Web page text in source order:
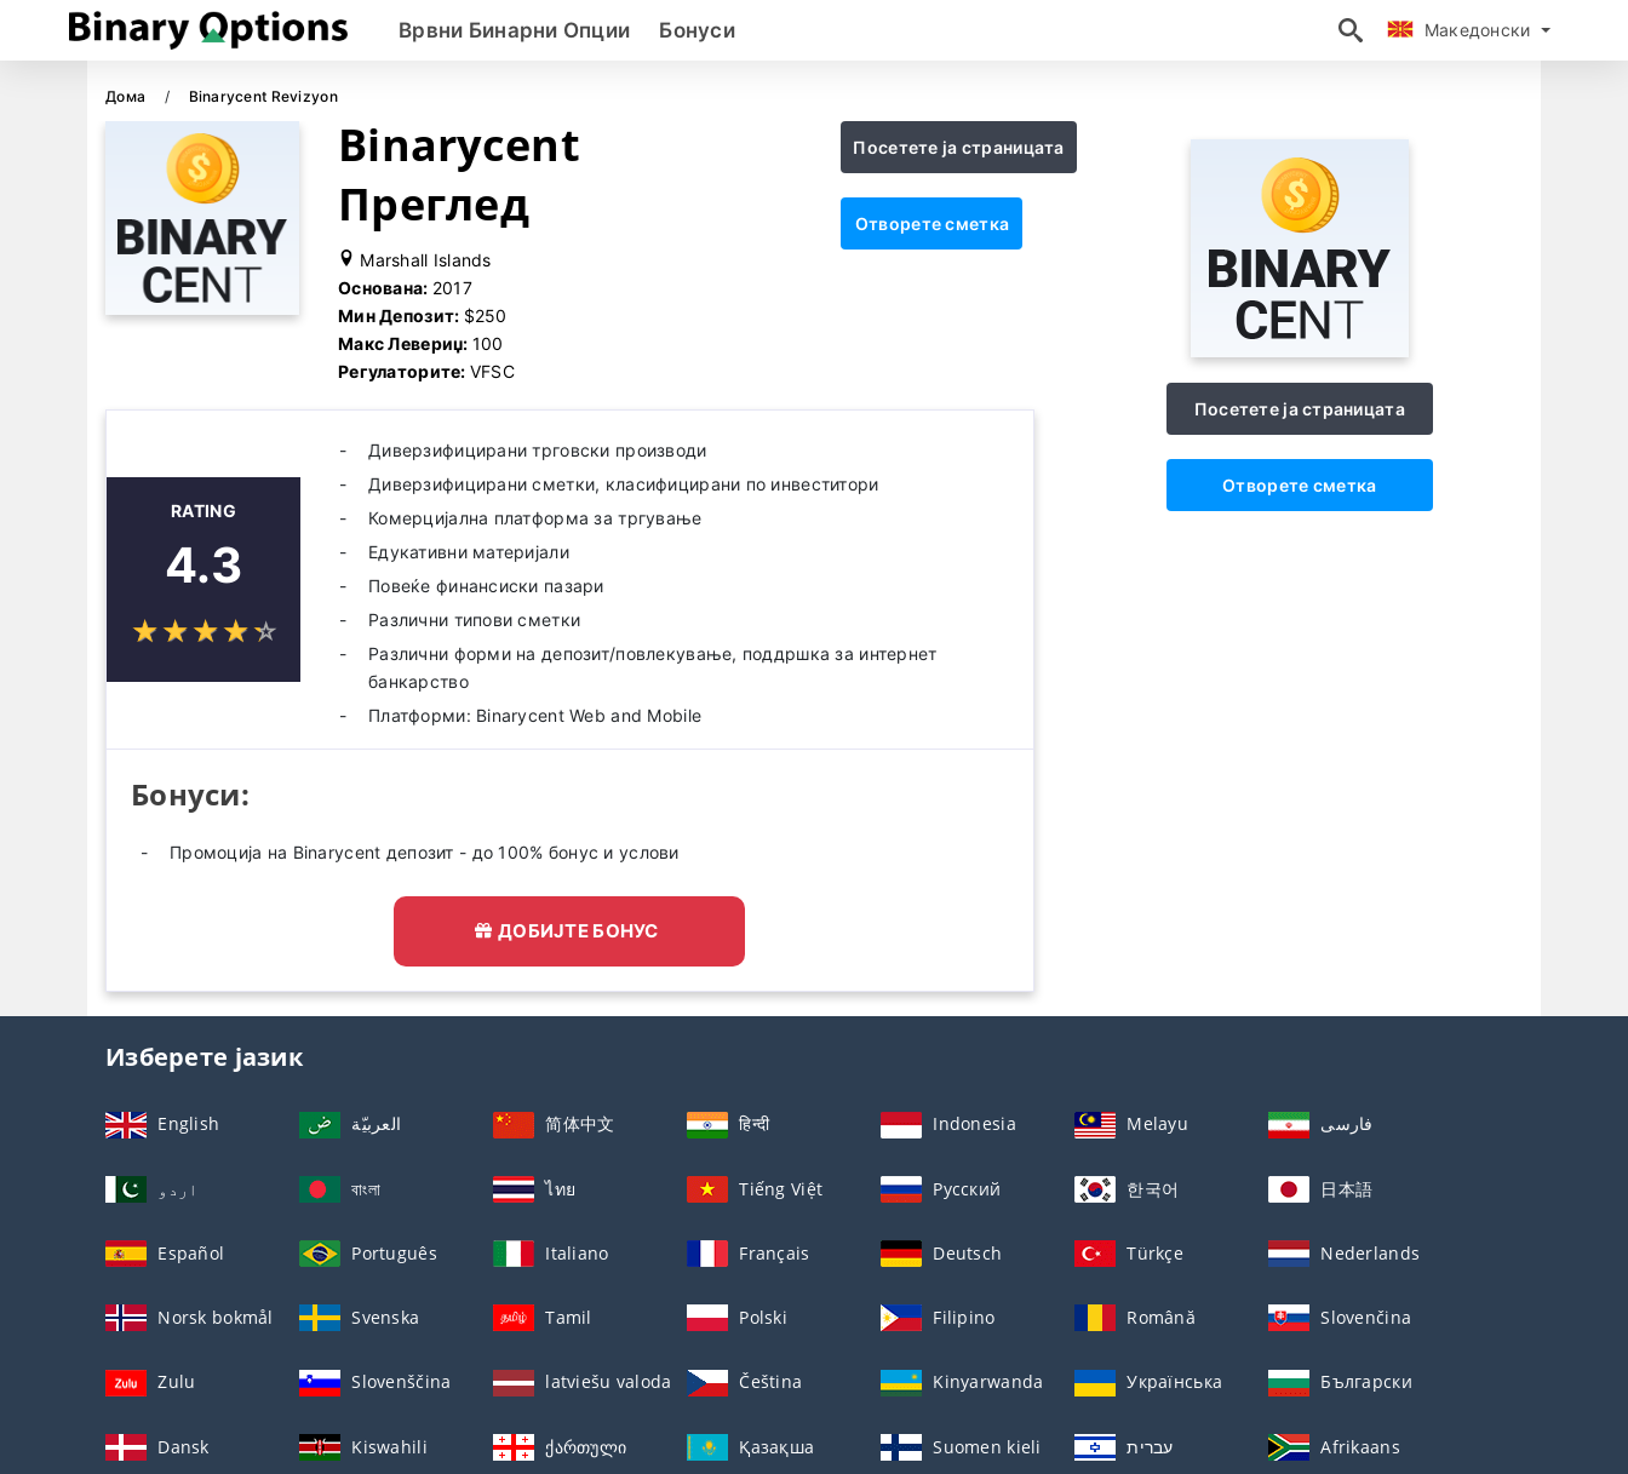
Македонски
Врвни Бинарни Опции Бонуси Македонски
Дома Binarycent Revizyon
Binarycent
Преглед
Marshall Islands
Основана: 2017
Мин Депозит: $250
Макс Левериџ: 100
Регулаторите: VFSC
Посетете ја страницата
Отворете сметка
RATING
4.3
☆☆☆☆☆
★★★★★
Диверзифицирани трговски производи
Диверзифицирани сметки, класифицирани по инвеститори
Комерцијална платформа за тргување
Едукативни материјали
Повеќе финансиски пазари
Различни типови сметки
Различни форми на депозит/повлекување, поддршка за интернет
банкарство
Платформи: Binarycent Web and Mobile
Бонуси:
Промоција на Binarycent депозит - до 100% бонус и услови
ДОБИЈТЕ БОНУС
Посетете ја страницата
Отворете сметка
Изберете јазик
English العربيّة 简体中文 हिन्दी Indonesia Melayu فارسی
اردو বাংলা ไทย Tiếng Việt Русский 한국어 日本語
Español Português Italiano Français Deutsch Türkçe Nederlands
Norsk bokmål Svenska Tamil Polski Filipino Română Slovenčina
Zulu Slovenščina latviešu valoda Čeština Kinyarwanda Українська Български
Dansk Kiswahili ქართული Қазақша Suomen kieli עברית Afrikaans